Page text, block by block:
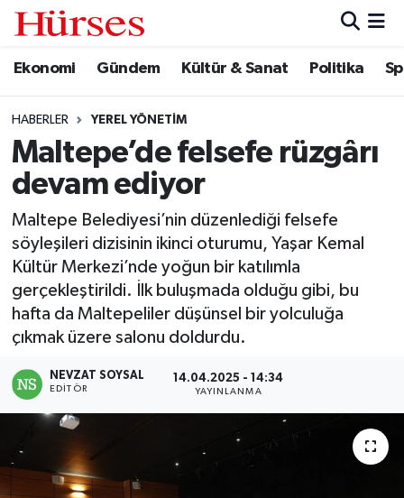
Ekonomi Gündem Kültür & Sanat Politika
HABERLER YEREL YÖNETIM
Maltepe’de felsefe rüzgârı
devam ediyor
Maltepe Belediyesi’nin düzenlediği felsefe
söyleşileri dizisinin ikinci oturumu, Yaşar Kemal
Kültür Merkezi’nde yoğun bir katılımla
gerçekleştirildi. İlk buluşmada olduğu gibi, bu
hafta da Maltepeliler düşünsel bir yolculuğa
çıkmak üzere salonu doldurdu.
NEVZAT SOYSAL
EDITÖR
14.04.2025 - 14:34
YAYINLANMA
Ekonomi
Gündem
Kültür & Sanat
Spor
Turizm
Hava Durumu
Trafik Durumu
Süper Lig Puan Durumu ve Fikstür
Son Dakika Haberleri
Haber Arşivi